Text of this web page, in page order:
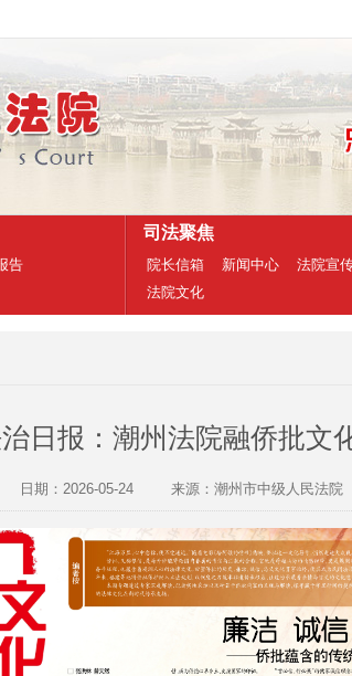
告
司法聚焦
院长信箱 新闻中心
法院宣
法院文化
日报：潮州法院融侨批文
日期：2026-05-24 来源：潮州市中级人民法院